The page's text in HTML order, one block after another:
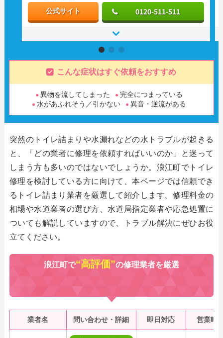
公式サイト 0120-511-511
こんな症状はすぐ依頼をおすすめ
異物を流してしまった
完全につまっている
水があふれそう／引かない
異音・逆流がある
突然のトイレ詰まりや水漏れなどの水トラブルが起きる
と、「どの業者に修理を依頼すればいいのか」と迷って
しまう方も多いのではないでしょうか。浪江町でトイレ
修理を検討している方に向けて、本ページでは信頼でき
るトイレ詰まり業者を厳選して紹介します。修理料金の
相場や水道業者の選び方、水道局指定業者や応急処置に
ついても解説していますので、トラブル解決にぜひお役
立てください。
浪江町で“高評価”の修理業者を厳選
業者名 問い合わせ・詳細 即日対応 営業時